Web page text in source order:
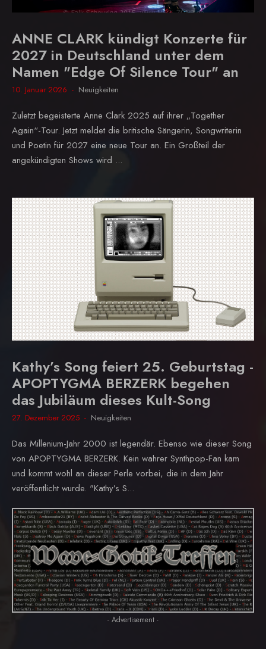
ANNE CLARK kündigt Konzerte für
2027 in Deutschland unter dem
Namen "Edge Of Silence Tour" an
10. Januar 2026 Neuigkeiten
Zuletzt begeisterte Anne Clark 2025 auf ihrer „Together
Again“-Tour. Jetzt meldet die britische Sängerin, Songwriterin
und Poetin für 2027 eine neue Tour an. Ein Großteil der
angekündigten Shows wird ...
Kathy’s Song feiert 25. Geburtstag -
APOPTYGMA BERZERK begehen
das Jubiläum dieses Kult-Song
27. Dezember 2025 Neuigkeiten
Das Millenium-Jahr 2000 ist legendär. Ebenso wie dieser Song
von APOPTYGMA BERZERK. Kein wahrer Synthpop-Fan kam
und kommt wohl an dieser Perle vorbei, die in dem Jahr
veröffentlicht wurde. "Kathy’s S...
- Advertisement -